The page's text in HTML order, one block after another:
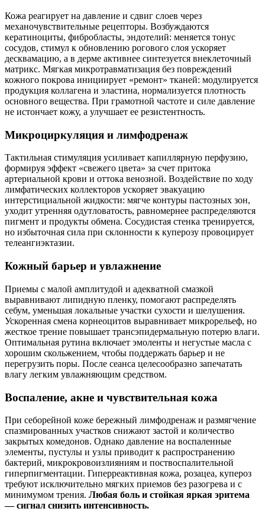
Кожа реагирует на давление и сдвиг слоев через
механочувствительные рецепторы. Возбуждаются
кератиноциты, фибробласты, эндотелий: меняется тонус
сосудов, стимул к обновлению рогового слоя ускоряет
десквамацию, а в дерме активнее синтезуется внеклеточный
матрикс. Мягкая микротравматизация без повреждений
кожного покрова инициирует «ремонт» тканей: модулируется
продукция коллагена и эластина, нормализуется плотность
основного вещества. При грамотной частоте и силе давление
не истончает кожу, а улучшает ее резистентность.
Микроциркуляция и лимфодренаж
Тактильная стимуляция усиливает капиллярную перфузию,
формируя эффект «свежего цвета» за счет притока
артериальной крови и оттока венозной. Воздействие по ходу
лимфатических коллекторов ускоряет эвакуацию
интерстициальной жидкости: мягче контуры пастозных зон,
уходит утренняя одутловатость, равномернее распределяются
пигмент и продукты обмена. Сосудистая стенка тренируется,
но избыточная сила при склонности к куперозу провоцирует
телеангиэктазии.
Кожный барьер и увлажнение
Приемы с малой амплитудой и адекватной смазкой
выравнивают липидную пленку, помогают распределять
себум, уменьшая локальные участки сухости и шелушения.
Ускоренная смена корнеоцитов выравнивает микрорельеф, но
жесткое трение повышает трансэпидермальную потерю влаги.
Оптимальная рутина включает эмоленты и негустые масла с
хорошим скольжением, чтобы поддержать барьер и не
перегрузить поры. После сеанса целесообразно запечатать
влагу легким увлажняющим средством.
Воспаление, акне и чувствительная кожа
При себорейной коже бережный лимфодренаж и размягчение
спазмированных участков снижают застой и количество
закрытых комедонов. Однако давление на воспаленные
элементы, пустулы и узлы приводит к распространению
бактерий, микрокровоизлияниям и поствоспалительной
гиперпигментации. Гиперреактивная кожа, розацеа, купероз
требуют исключительно мягких приемов без разогрева и с
минимумом трения. Любая боль и стойкая яркая эритема
— сигнал снизить интенсивность.